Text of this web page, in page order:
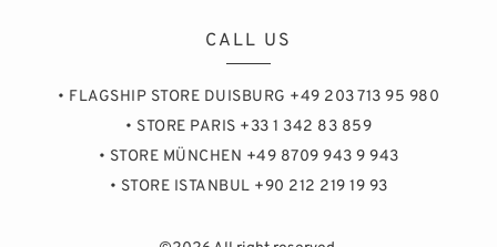
CALL US
• FLAGSHIP STORE DUISBURG +49 203 713 95 980
• STORE PARIS +33 1 342 83 859
• STORE MÜNCHEN +49 8709 943 9 943
• STORE ISTANBUL +90 212 219 19 93